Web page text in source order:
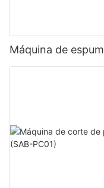
Máquina de